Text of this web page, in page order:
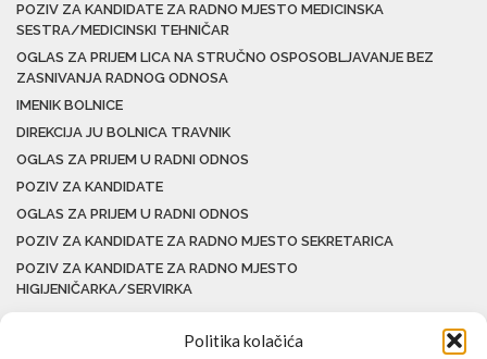
Politika kolačića
POZIV ZA KANDIDATE ZA RADNO MJESTO MEDICINSKA
SESTRA/MEDICINSKI TEHNIČAR
OGLAS ZA PRIJEM LICA NA STRUČNO OSPOSOBLJAVANJE BEZ
ZASNIVANJA RADNOG ODNOSA
IMENIK BOLNICE
DIREKCIJA JU BOLNICA TRAVNIK
OGLAS ZA PRIJEM U RADNI ODNOS
POZIV ZA KANDIDATE
OGLAS ZA PRIJEM U RADNI ODNOS
POZIV ZA KANDIDATE ZA RADNO MJESTO SEKRETARICA
POZIV ZA KANDIDATE ZA RADNO MJESTO
HIGIJENIČARKA/SERVIRKA